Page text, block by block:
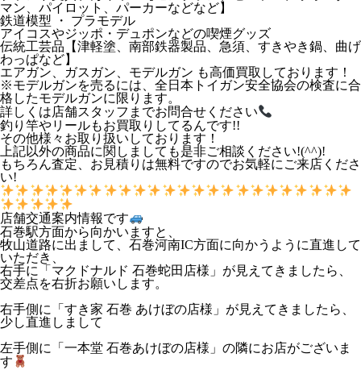
マン、パイロット、パーカーなどなど】
鉄道模型 ・ プラモデル
アイコスやジッポ・デュポンなどの喫煙グッズ
伝統工芸品【津軽塗、南部鉄器製品、急須、すきやき鍋、曲げ
わっぱなど】
エアガン、ガスガン、モデルガン も高価買取しております！
※モデルガンを売るには、全日本トイガン安全協会の検査に合
格したモデルガンに限ります。
詳しくは店舗スタッフまでお問合せください
釣り竿やリールもお買取りしてるんです!!
その他様々お取り扱いしております！
上記以外の商品に関しましても是非ご相談ください!(^^)!
もちろん査定、お見積りは無料ですのでお気軽にご来店くださ
い!
店舗交通案内情報です
石巻駅方面から向かいますと、
牧山道路に出まして、石巻河南IC方面に向かうように直進して
いただき、
右手に「マクドナルド 石巻蛇田店様」が見えてきましたら、
交差点を右折お願いします。
右手側に「すき家 石巻 あけぼの店様」が見えてきましたら、
少し直進しまして
左手側に「一本堂 石巻あけぼの店様」の隣にお店がございま
す